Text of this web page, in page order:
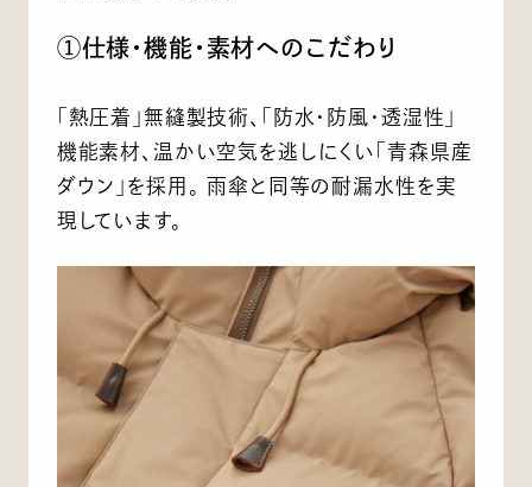
①仕様・機能・素材へのこだわり
「熱圧着」無縫製技術、「防水・防風・透湿性」
機能素材、温かい空気を逃しにくい「青森県産
ダウン」を採用。 雨傘と同等の耐漏水性を実
現しています。